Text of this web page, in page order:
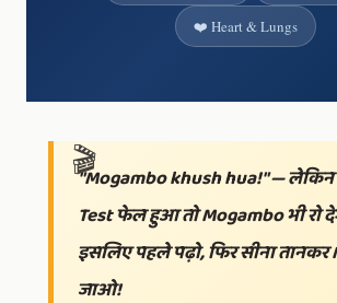
❤️ Heart & Lungs
"Mogambo khush hua!" —
Test फेल हुआ तो Mogambo भी रो
इसलिए पहले पढ़ो, फिर सीना
जाओ!